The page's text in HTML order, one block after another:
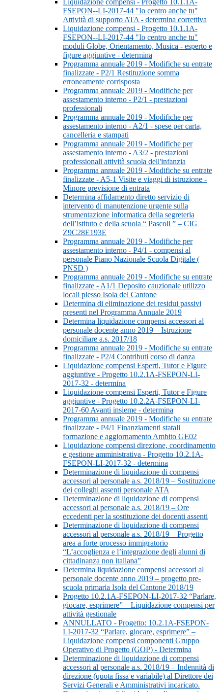
Liquidazione compensi - Progetto 10.1.1A-
FSEPON--LI-2017-44 "Io centro anche tu"
Attività di supporto ATA - determina correttiva
Liquidazione compensi - Progetto 10.1.1A-
FSEPON--LI-2017-44 "Io centro anche tu"
moduli Globe, Orientamento, Musica - esperto e
figure aggiuntive - determina
Programma annuale 2019 - Modifiche su entrate
finalizzate - P2/1 Restituzione somma
erroneamente corrisposta
Programma annuale 2019 - Modifiche per
assestamento interno - P2/1 - prestazioni
professionali
Programma annuale 2019 - Modifiche per
assestamento interno - A2/1 - spese per carta,
cancelleria e stampati
Programma annuale 2019 - Modifiche per
assestamento interno - A3/2 - prestazioni
professionali attività scuola dell'infanzia
Programma annuale 2019 - Modifiche su entrate
finalizzate - A5-1 Visite e viaggi di istruzione -
Minore previsione di entrata
Determina affidamento diretto servizio di
intervento di manutenzione urgente sulla
strumentazione informatica della segreteria
dell’istituto e della scuola “ Pascoli ” – CIG
Z9C28E193E
Programma annuale 2019 - Modifiche per
assestamento interno - P4/1 - compensi al
personale Piano Nazionale Scuola Digitale (
PNSD )
Programma annuale 2019 - Modifiche su entrate
finalizzate - A1/1 Deposito cauzionale utilizzo
locali plesso Isola del Cantone
Determina di eliminazione dei residui passivi
presenti nel Programma Annuale 2019
Determina liquidazione compensi accessori al
personale docente anno 2019 – Istruzione
domiciliare a.s. 2017/18
Programma annuale 2019 - Modifiche su entrate
finalizzate - P2/4 Contributi corso di danza
Liquidazione compensi Esperti, Tutor e Figure
aggiuntive - Progetto 10.2.1A-FSEPON-LI-
2017-32 - determina
Liquidazione compensi Esperti, Tutor e Figure
aggiuntive - Progetto 10.2.2A-FSEPON-LI-
2017-60 Avanti insieme - determina
Programma annuale 2019 - Modifiche su entrate
finalizzate - P4/1 Finanziamenti statali
formazione e aggiornamento Ambito GE02
Liquidazione compensi direzione, coordinamento
e gestione amministrativa - Progetto 10.2.1A-
FSEPON-LI-2017-32 - determina
Determinazione di liquidazione di compensi
accessori al personale a.s. 2018/19 – Sostituzione
dei colleghi assenti personale ATA
Determinazione di liquidazione di compensi
accessori al personale a.s. 2018/19 – Ore
eccedenti per la sostituzione dei docenti assenti
Determinazione di liquidazione di compensi
accessori al personale a.s. 2018/19 – Progetto
area a forte processo immigratorio
“L’accoglienza e l’integrazione degli alunni di
cittadinanza non italiana”
Determina liquidazione compensi accessori al
personale docente anno 2019 – progetto pre-
scuola primaria Isola del Cantone 2018/19
Progetto 10.2.1A-FSEPON-LI-2017-32 “Parlare,
giocare, esprimere” – Liquidazione compensi per
attività gestionale
ANNULLATO - Progetto: 10.2.1A-FSEPON-
LI-2017-32 “Parlare, giocare, esprimere” –
Liquidazione compensi componenti Gruppo
Operativo di Progetto (GOP) - Determina
Determinazione di liquidazione di compensi
accessori al personale a.s. 2018/19 – Indennità di
direzione (quota fissa e variabile) al Direttore dei
Servizi Generali e Amministrativi incaricato.